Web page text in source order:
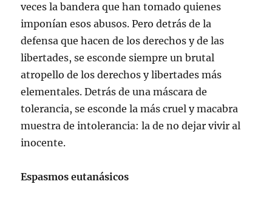
veces la bandera que han tomado quienes
imponían esos abusos. Pero detrás de la
defensa que hacen de los derechos y de las
libertades, se esconde siempre un brutal
atropello de los derechos y libertades más
elementales. Detrás de una máscara de
tolerancia, se esconde la más cruel y macabra
muestra de intolerancia: la de no dejar vivir al
inocente.
Espasmos eutanásicos